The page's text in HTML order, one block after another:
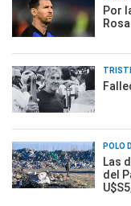
Por
POLO
Las
del